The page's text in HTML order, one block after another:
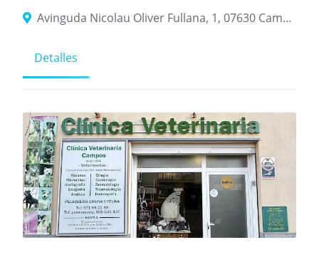
Avinguda Nicolau Oliver Fullana, 1, 07630 Campos, Illes Balears, Spain
Detalles